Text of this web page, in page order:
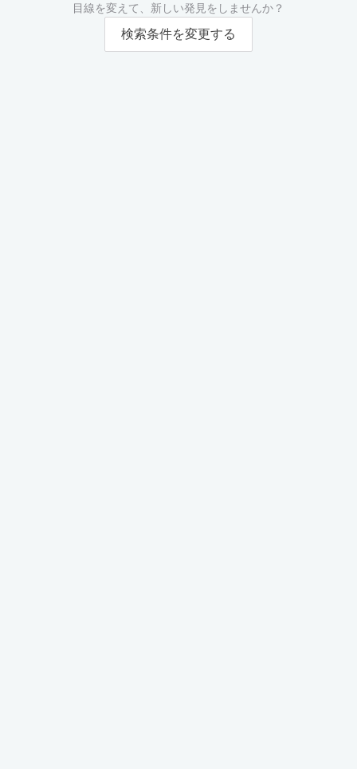
目線を変えて、新しい発見をしませんか？
検索条件を変更する